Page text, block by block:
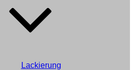
Lackierung